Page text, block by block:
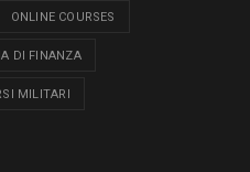
ONLINE COURSES
DI FINANZA
MILITARI